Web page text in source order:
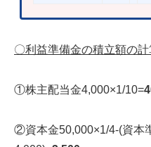
〇利益準備金の積立額の計
①株主配当金4,000×1/10=
②資本金50,000×1/4-(資本